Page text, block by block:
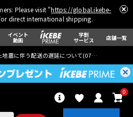
Please visit "https://global.ikebe-
direct international shipping.
イベント
動画
学割
サービス 店舗一覧
地震に伴う配送の遅延について(07月29日
0